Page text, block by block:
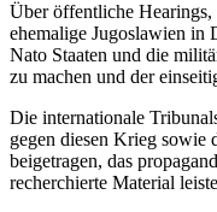
Über öffentliche
ehemalige Jugoslawien in
Nato Staaten und die
zu machen und der
Die internationale
gegen diesen Krieg sowie
beigetragen, das
recherchierte Material